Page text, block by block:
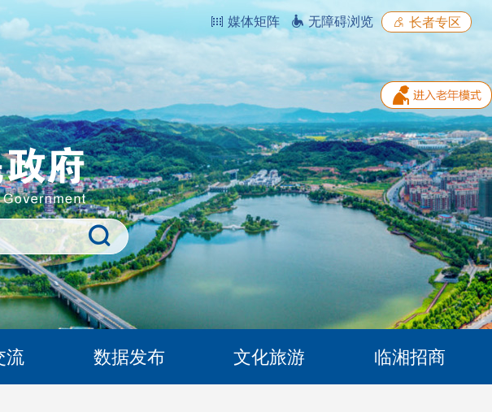
媒体矩阵 无障碍浏览 长者专区
流 数据发布 文化旅游 临湘招商